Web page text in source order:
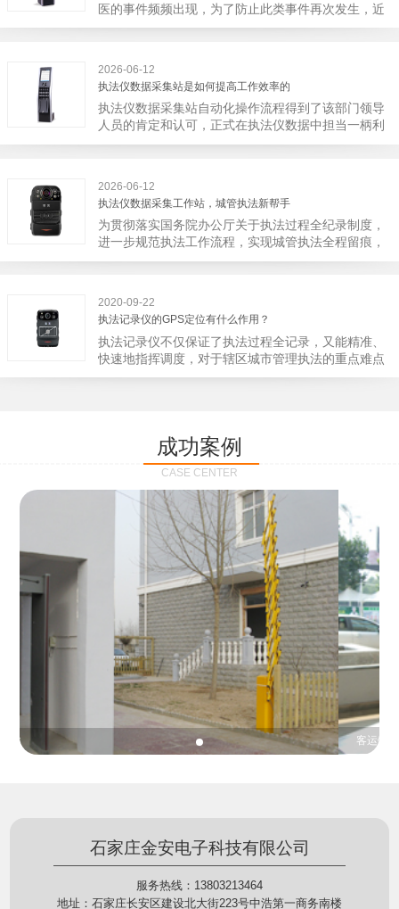
医的事件频频出现，为了防止此类事件再次发生，近
日，广西南宁市卫建委发出通知，要求当地市属各三
大体只有两个，其一，安装安检门是否会激化矛盾。
其二，安装安检门可以防范于未然。1月6号当天，南
宁市第二医院刚试行安检的首日，检查出10多把各类
刀具和一把管制类刀具。近来伤医事件屡屡发生，安
装安检门可以缓解医生安全感不足的问题，同时安检
2026-06-12
执法仪数据采集站是如何提高工作效率的
执法仪数据采集站自动化操作流程得到了该部门领导
人员的肯定和认可，正式在执法仪数据中担当一柄利
剑。 执法仪数据采集站对于执法仪数据资料的管理
备能自动读取目标对象，并同步到采集站中，此外设
备具有断点续传的功能，如果碰到网络故障，可以从
已经上传或下载的部分开始继续上传下载未完成的部
分，而没有必要从头开始上传下载，能节省时间，提
高速度。再者待数据传输完毕之后，执法仪数据采集
下次直接使用，提高执法仪数据效率。执法仪数据采
集站还具有强大的数据存储管理系统，后台统计不同
上传时段、不同重要级别的数据，将统计结果以图表
或者报表的形式呈现；设备设置有用户操作权限管
理，自动将用户警员编号与执法仪编号绑定，保障数
据的合法性，同时系统可设置每个警员的权限，明确
2026-06-12
执法仪数据采集工作站，城管执法新帮手
为贯彻落实国务院办公厅关于执法过程全纪录制度，
进一步规范执法工作流程，实现城管执法全程留痕，
深入推进执法队伍规范化建设，给城管执法工作添加
止了双方矛盾的发生。现在有了执法仪数据采集工作
站，执法队员的担忧便得到有效的解决。每个采集工
作站可支持多台执法记录仪设备同时上传数据，队员
当天使用当天上传，通过数据线接入到采集工作站，
它会自动读取所有的视频、音频、图片、日志等信
作站也能自动为执法记录仪充充电、校校时，做执法
记录仪的贴心小"保姆"。随着群众法律意识的逐步提
高，行政执法行为更加"阳光、透明"，通过工作站可
以随时调取证据视频，精准查阅现场资料，直戳了当
的展示给行政相对人看，有效的减少了行政相对人对
城管执法行为的误解，树立了执法的公信力。
2020-09-22
执法记录仪的GPS定位有什么作用？
执法记录仪不仅保证了执法过程全记录，又能精准、
快速地指挥调度，对于辖区城市管理执法的重点难点
也能一目了然，在城市管理工作信息化中发挥着重要
定位模块，可通过移动网络将位置信息实时发送到监
控中心，在平台的电子地图上显示出设备的具体位
置，实时查看执法人员到岗情况及根据执法环境迅速
调配周边执法人员。同时，内置NFC芯片，可支持身
份证查验等拓展功能，在实战中发挥着重要的作用，
能广泛应用于交警公安执法、卫生监督、城管执法、
海关执法、路政、质量监督、林业园林、消防、质量
监督、公路铁路等各个领域。
成功案例
CASE CENTER
客运铁路地铁
石家庄金安电子科技有限公司
服务热线：13803213464
地址：石家庄长安区建设北大街223号中浩第一商务南楼